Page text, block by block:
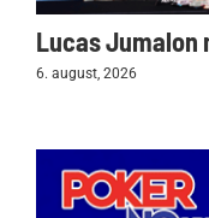
Lucas Jumalon
6. august, 2026